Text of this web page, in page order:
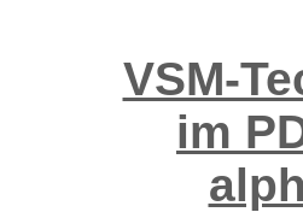
VSM-
im